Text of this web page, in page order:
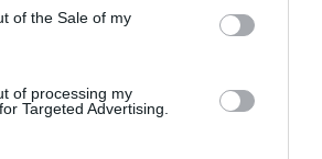
of the Sale of my
of processing my
Targeted Advertising.
2P